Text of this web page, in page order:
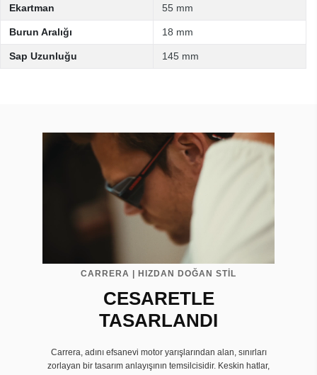
Ekartman 55 mm
Burun Aralığı 18 mm
Sap Uzunluğu 145 mm
CARRERA | HIZDAN DOĞAN STİL
CESARETLE
TASARLANDI
Carrera, adını efsanevi motor yarışlarından alan, sınırları
zorlayan bir tasarım anlayışının temsilcisidir. Keskin hatlar,